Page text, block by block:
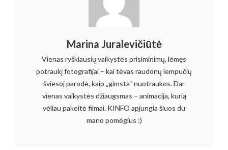
Marina Juralevičiūtė
Vienas ryškiausių vaikystės prisiminimų, lėmęs
potraukį fotografijai – kai tėvas raudonų lempučių
šviesoj parodė, kaip „gimsta“ nuotraukos. Dar
vienas vaikystės džiaugsmas – animacija, kurią
vėliau pakeitė filmai. KINFO apjungia šiuos du
mano pomėgius :)